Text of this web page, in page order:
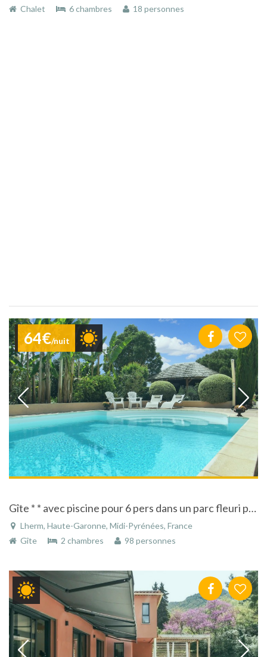
Chalet
6 chambres 18 personnes
64€/nuit
Gîte * * avec piscine pour 6 pers dans un parc fleuri près de Toulouse - Lherm
Lherm, Haute-Garonne, Midi-Pyrénées, France
Gîte
2 chambres 98 personnes